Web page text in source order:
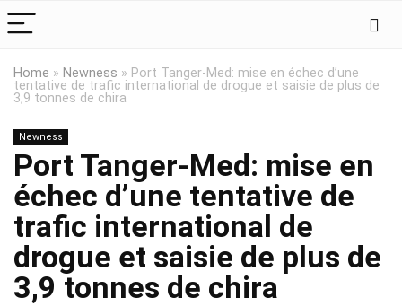
Home » Newness » Port Tanger-Med: mise en échec d’une
tentative de trafic international de drogue et saisie de plus de
3,9 tonnes de chira
Newness
Port Tanger-Med: mise en
échec d’une tentative de
trafic international de
drogue et saisie de plus de
3,9 tonnes de chira